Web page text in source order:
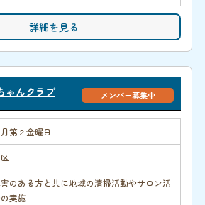
詳細を見る
ゃんクラブ メンバー募集中
第２金曜日
のある方と共に地域の清掃活動やサロン活
実施